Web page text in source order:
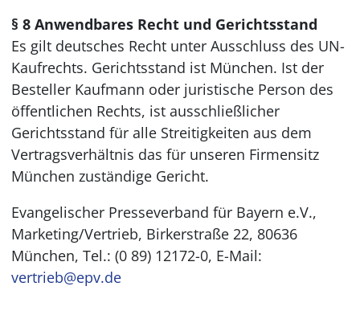
§ 8 Anwendbares Recht und Gerichtsstand
Es gilt deutsches Recht unter Ausschluss des UN-
Kaufrechts. Gerichtsstand ist München. Ist der
Besteller Kaufmann oder juristische Person des
öffentlichen Rechts, ist ausschließlicher
Gerichtsstand für alle Streitigkeiten aus dem
Vertragsverhältnis das für unseren Firmensitz
München zuständige Gericht.
Evangelischer Presseverband für Bayern e.V.,
Marketing/Vertrieb, Birkerstraße 22, 80636
München, Tel.: (0 89) 12172-0, E-Mail:
vertrieb@epv.de